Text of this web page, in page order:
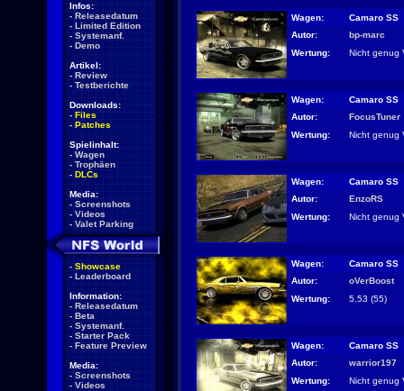
Infos:
- Releasedatum
- Limited Edition
- Systemanf.
- Demo
Artikel:
- Review
- Testberichte
Downloads:
- Files
- Patches
Spielinhalt:
- Wagen
- Trophäen
- DLCs
Media:
- Screenshots
- Videos
- Valet Parking
- Showcase
- Leaderboard
Information:
- Releasedatum
- Beta
- Systemanf.
- Starter Pack
- Feature Preview
Media:
- Screenshots
- Videos
Wagen:
Camaro SS
Autor:
bp-marc
Wertung:
Nicht genug
Wagen:
Camaro SS
Autor:
FocusTuner
Wertung:
Nicht genug
Wagen:
Camaro SS
Autor:
EnzoRS
Wertung:
Nicht genug
Wagen:
Camaro SS
Autor:
oVerBoost
Wertung:
5.53 (55)
Wagen:
Camaro SS
Autor:
warrior197
Wertung:
Nicht genug